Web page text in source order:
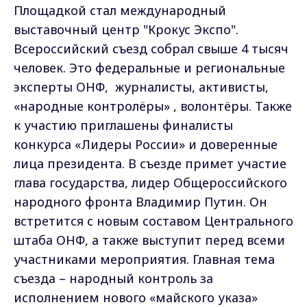
Площадкой стал международный
выставочный центр "Крокус Экспо".
Всероссийский съезд собрал свыше 4 тысяч
человек. Это федеральные и региональные
эксперты ОНФ, журналисты, активисты,
«народные контролёры» , волонтёры. Также
к участию приглашены финалисты
конкурса «Лидеры России» и доверенные
лица президента. В съезде примет участие
глава государства, лидер Общероссийского
народного фронта Владимир Путин. Он
встретится с новым составом Центрального
штаба ОНФ, а также выступит перед всеми
участниками мероприятия. Главная тема
съезда – народный контроль за
исполнением нового «майского указа»